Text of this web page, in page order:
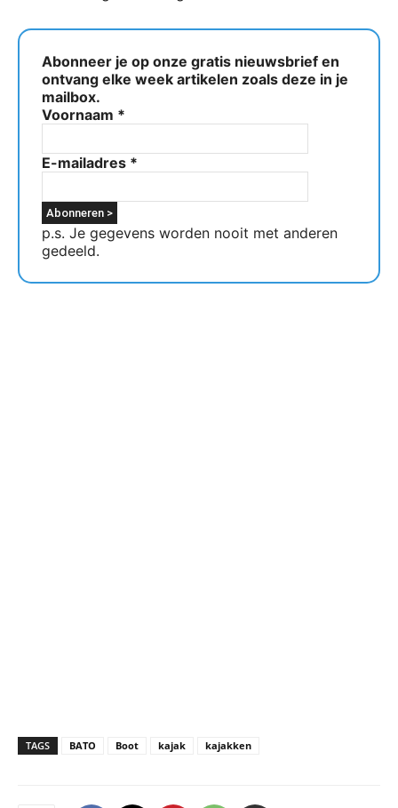
Abonneer je op onze gratis nieuwsbrief en
ontvang elke week artikelen zoals deze in je
mailbox.
Voornaam *
E-mailadres *
p.s. Je gegevens worden nooit met anderen
gedeeld.
TAGS BATO Boot kajak kajakken